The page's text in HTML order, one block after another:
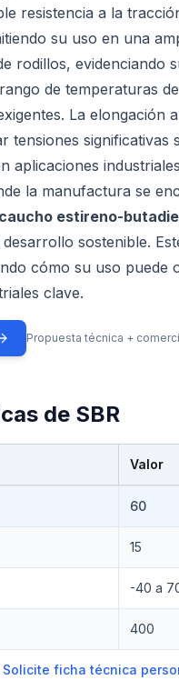
resistencia a la
su uso en una
rodillos, evidenciando
de temperaturas
La elongación
tensiones significativas
aplicaciones
la manufactura se
caucho estireno-
sostenible.
cómo su uso
clave.
Propuesta técnica +
de SBR
Valor
60
15
-40 a
400
Solicite ficha técnica